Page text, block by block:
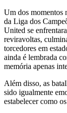
Um dos momentos
da Liga dos
United se
reviravoltas,
torcedores em
ainda é lembrada
memória apenas
Além disso, as
sido igualmente
estabelecer como